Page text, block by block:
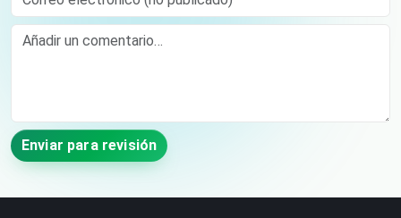
Comment
Enviar para revisión